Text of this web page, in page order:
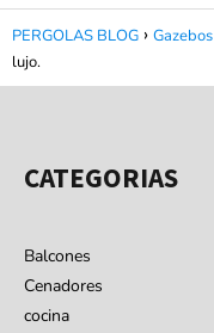
PERGOLAS BLOG Gazebos
lujo.
CATEGORIAS
Balcones
Cenadores
cocina